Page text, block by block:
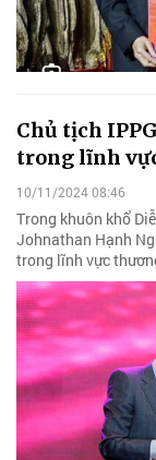
Chủ tịch
trong lĩnh
10/11/2024 08:46
Trong khuôn khổ
Johnathan Hạnh
trong lĩnh vực